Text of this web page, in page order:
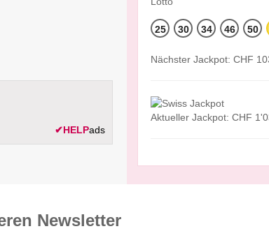
✔HELPads
25 30 34 46 50
Nächster Jackpot: CHF
Aktueller Jackpot: CHF
News­letter